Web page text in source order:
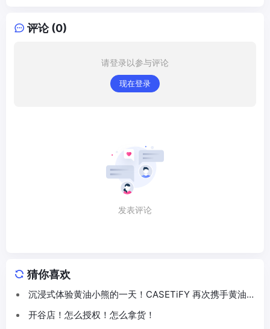
评论 (0)
请登录以参与评论
现在登录
发表评论
猜你喜欢
沉浸式体验黄油小熊的一天！CASETiFY 再次携手黄油小
开谷店！怎么授权！怎么拿货！